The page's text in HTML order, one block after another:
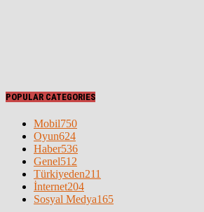
POPULAR CATEGORIES
Mobil750
Oyun624
Haber536
Genel512
Türkiyeden211
İnternet204
Sosyal Medya165